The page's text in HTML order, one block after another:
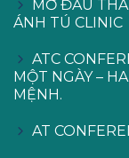
MỞ ĐẦU
ÁNH TÚ CLINIC
ATC
MỘT NGÀY –
MỆNH.
AT